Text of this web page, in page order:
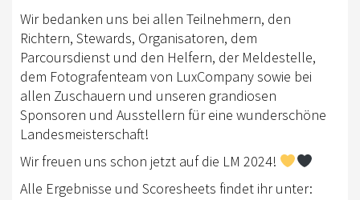
LANDESMEISTER
SPORTFÖRDERUNG
JUNGPFERDEPROGRAMM
JUGEND
KIDS CLUB
JUGENDFÖRDERUNG
Wir bedanken uns bei allen Teilnehmern, den
Richtern, Stewards, Organisatoren, dem
Parcoursdienst und den Helfern, der Meldestelle,
dem Fotografenteam von LuxCompany sowie bei
allen Zuschauern und unseren grandiosen
Sponsoren und Ausstellern für eine wunderschöne
Landesmeisterschaft!
Wir freuen uns schon jetzt auf die LM 2024!
Alle Ergebnisse und Scoresheets findet ihr unter: